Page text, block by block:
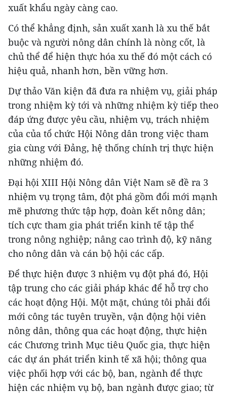
xuất khẩu ngày càng cao.
Có thể khẳng định, sản xuất xanh là xu thế bắt
buộc và người nông dân chính là nòng cốt, là
chủ thể để hiện thực hóa xu thế đó một cách có
hiệu quả, nhanh hơn, bền vững hơn.
Dự thảo Văn kiện đã đưa ra nhiệm vụ, giải pháp
trong nhiệm kỳ tới và những nhiệm kỳ tiếp theo
đáp ứng được yêu cầu, nhiệm vụ, trách nhiệm
của của tổ chức Hội Nông dân trong việc tham
gia cùng với Đảng, hệ thống chính trị thực hiện
những nhiệm đó.
Đại hội XIII Hội Nông dân Việt Nam sẽ đề ra 3
nhiệm vụ trọng tâm, đột phá gồm đổi mới mạnh
mẽ phương thức tập hợp, đoàn kết nông dân;
tích cực tham gia phát triển kinh tế tập thể
trong nông nghiệp; nâng cao trình độ, kỹ năng
cho nông dân và cán bộ hội các cấp.
Để thực hiện được 3 nhiệm vụ đột phá đó, Hội
tập trung cho các giải pháp khác để hỗ trợ cho
các hoạt động Hội. Một mặt, chúng tôi phải đổi
mới công tác tuyên truyền, vận động hội viên
nông dân, thông qua các hoạt động, thực hiện
các Chương trình Mục tiêu Quốc gia, thực hiện
các dự án phát triển kinh tế xã hội; thông qua
việc phối hợp với các bộ, ban, ngành để thực
hiện các nhiệm vụ bộ, ban ngành được giao; từ